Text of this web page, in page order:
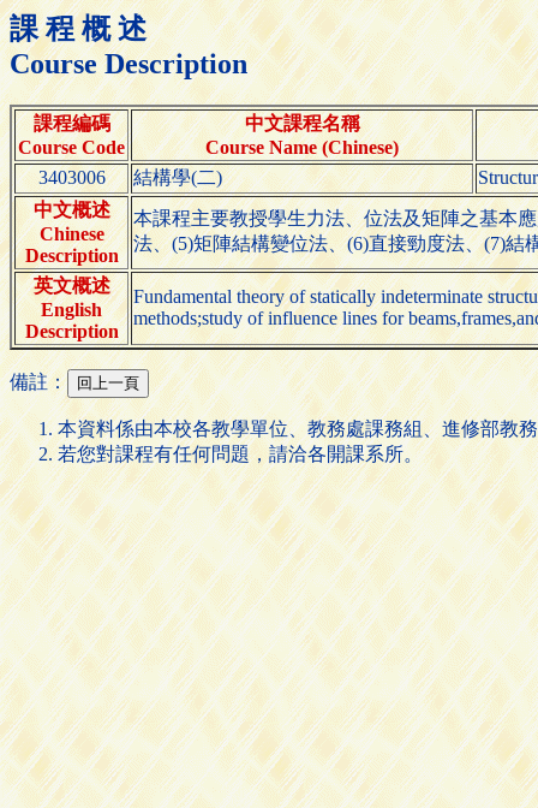
課 程 概 述
Course Description
課程編碼
Course Code
中文課程名稱
Course Name (Chinese)
3403006
結構學(二)
中文概述
Chinese
Description
本課程主要教授學生力法、位法及矩陣之基本
法、(5)矩陣結構變位法、(6)直接勁度法、(7)結
英文概述
English
Description
Fundamental theory of statically indeterminate
methods;study of influence lines for
備註：
本資料係由本校各教學單位、教務處課務組、進修部教
若您對課程有任何問題，請洽各開課系所。